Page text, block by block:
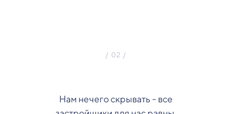
Нам нечего скрывать - все